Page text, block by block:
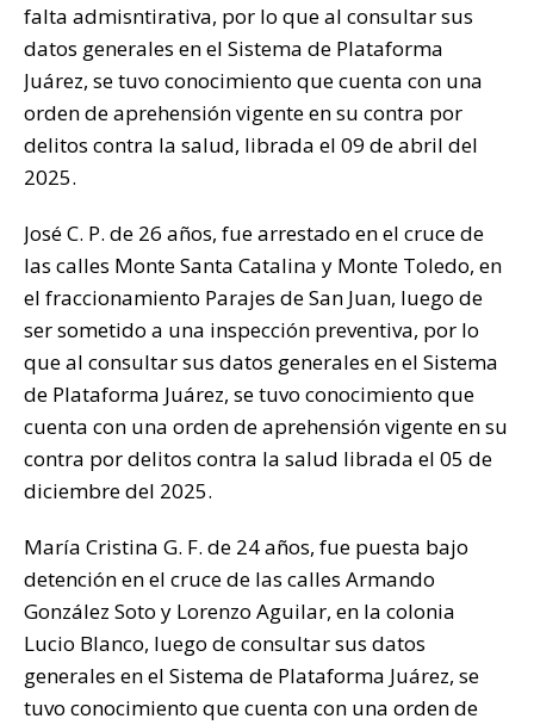
falta admisntirativa, por lo que al consultar sus
datos generales en el Sistema de Plataforma
Juárez, se tuvo conocimiento que cuenta con una
orden de aprehensión vigente en su contra por
delitos contra la salud, librada el 09 de abril del
2025.
José C. P. de 26 años, fue arrestado en el cruce de
las calles Monte Santa Catalina y Monte Toledo, en
el fraccionamiento Parajes de San Juan, luego de
ser sometido a una inspección preventiva, por lo
que al consultar sus datos generales en el Sistema
de Plataforma Juárez, se tuvo conocimiento que
cuenta con una orden de aprehensión vigente en su
contra por delitos contra la salud librada el 05 de
diciembre del 2025.
María Cristina G. F. de 24 años, fue puesta bajo
detención en el cruce de las calles Armando
González Soto y Lorenzo Aguilar, en la colonia
Lucio Blanco, luego de consultar sus datos
generales en el Sistema de Plataforma Juárez, se
tuvo conocimiento que cuenta con una orden de